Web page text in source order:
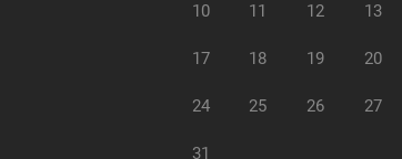
10 11 12 13
17 18 19 20
24 25 26 27
31